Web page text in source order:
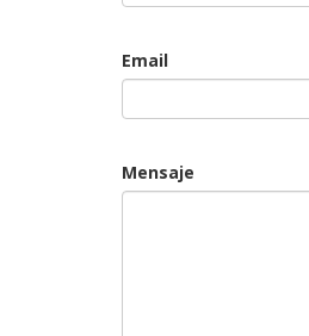
Email
Mensaje